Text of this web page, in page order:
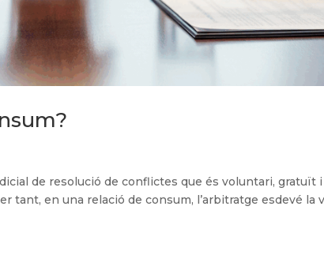
de resolució de conflictes que és voluntari, gratuït i
tant, en una relació de consum, l’arbitratge esdevé la